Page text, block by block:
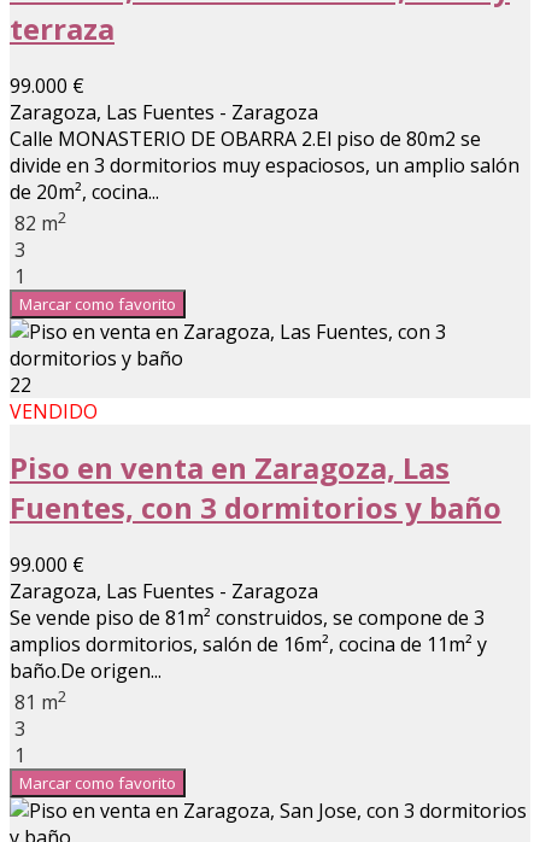
terraza
99.000 €
Zaragoza, Las Fuentes - Zaragoza
Calle MONASTERIO DE OBARRA 2.El piso de 80m2 se
divide en 3 dormitorios muy espaciosos, un amplio salón
de 20m², cocina...
82 m2
3
1
Marcar como favorito
22
VENDIDO
Piso en venta en Zaragoza, Las
Fuentes, con 3 dormitorios y baño
99.000 €
Zaragoza, Las Fuentes - Zaragoza
Se vende piso de 81m² construidos, se compone de 3
amplios dormitorios, salón de 16m², cocina de 11m² y
baño.De origen...
81 m2
3
1
Marcar como favorito